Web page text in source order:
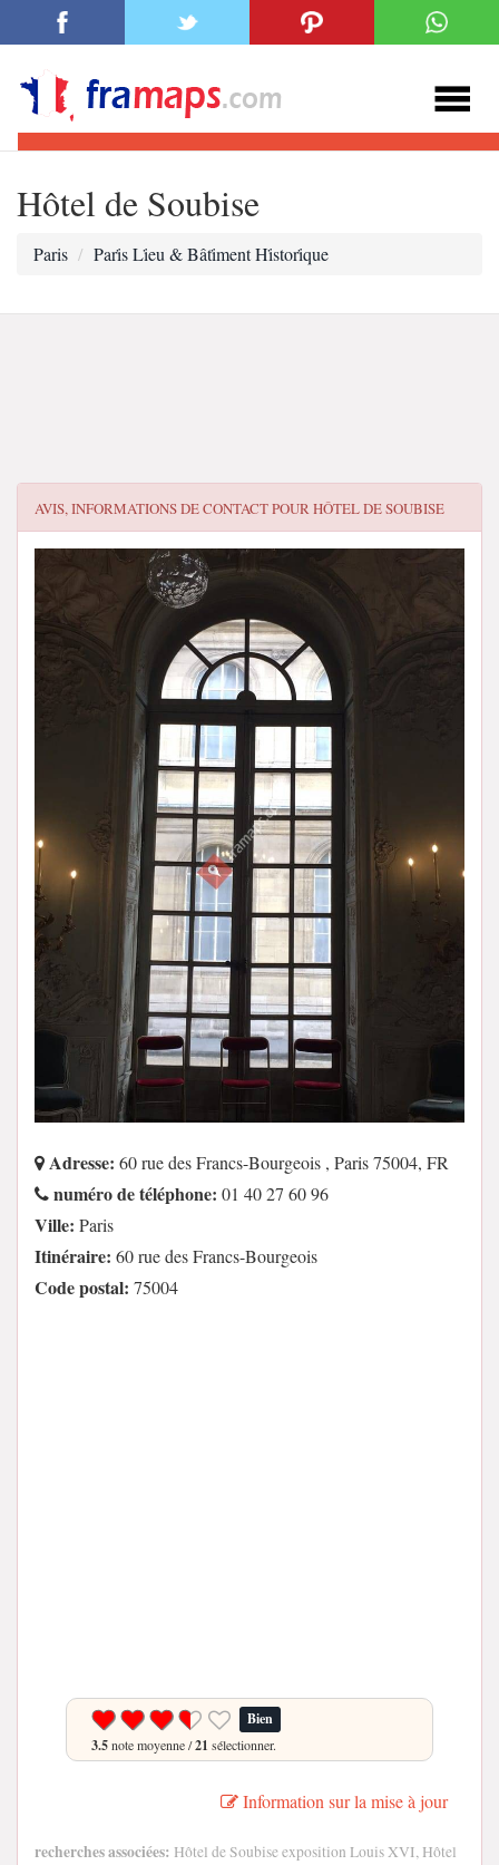
Hôtel de Soubise
Paris Pari̇s Li̇eu & Bâti̇ment Hi̇stori̇que
AVIS, INFORMATIONS DE CONTACT POURHÔTEL DE SOUBISE
Adresse: 60 rue des Francs-Bourgeois , Paris 75004, FR
numéro de téléphone: 01 40 27 60 96
Ville: Paris
Itinéraire: 60 rue des Francs-Bourgeois
Code postal: 75004
Bien
3.5note moyenne /21 sélectionner.
Information sur la mise à jour
recherches associées: Hôtel de Soubise exposition Louis XVI, Hôtel